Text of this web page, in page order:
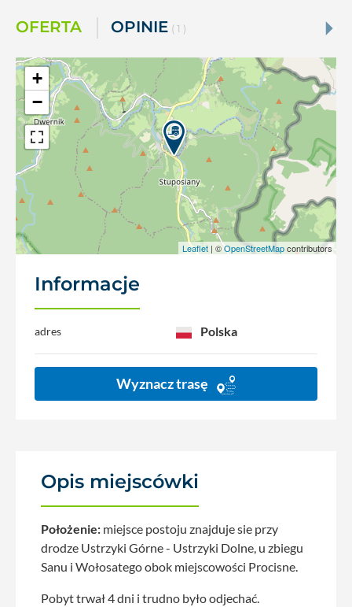
OFERTA OPINIE ( 1 )
+
−
Leaflet | ©OpenStreetMapcontributors
Informacje
adres Polska
Wyznacz trasę
Opis miejscówki
Położenie: miejsce postoju znajduje sie przy
drodze Ustrzyki Górne - Ustrzyki Dolne, u zbiegu
Sanu i Wołosatego obok miejscowości Procisne.
Pobyt trwał 4 dni i trudno było odjechać.